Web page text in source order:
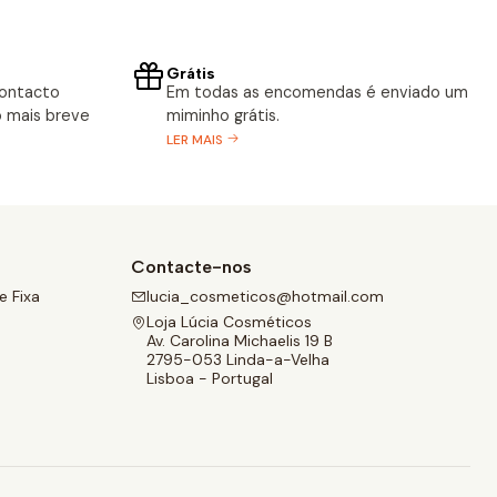
mais breve
Grátis
Em todas as encomendas é enviado um
miminho grátis.
LER MAIS
Fixa
Contacte-nos
lucia_cosmeticos@hotmail.com
Loja Lúcia Cosméticos
Av. Carolina Michaelis 19 B
2795-053 Linda-a-Velha
Lisboa - Portugal